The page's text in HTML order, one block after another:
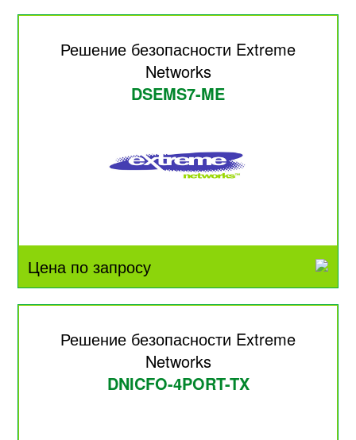
Решение безопасности Extreme
Networks
DSEMS7-ME
Цена по запросу
Решение безопасности Extreme
Networks
DNICFO-4PORT-TX